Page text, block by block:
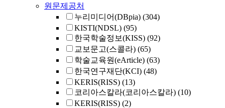
원문제공처
누리미디어(DBpia) (304)
KISTI(NDSL) (95)
한국학술정보(KISS) (92)
교보문고(스콜라) (65)
학술교육원(eArticle) (63)
한국연구재단(KCI) (48)
KERIS(RISS) (13)
코리아스칼라(코리아스칼라) (10)
KERIS(RISS) (2)